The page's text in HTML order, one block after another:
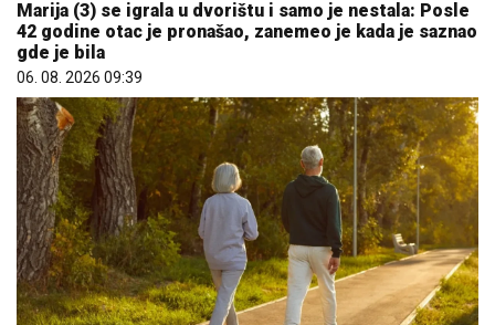
Marija (3) se igrala u dvorištu i samo je nestala: Posle
42 godine otac je pronašao, zanemeo je kada je saznao
gde je bila
06. 08. 2026 09:39